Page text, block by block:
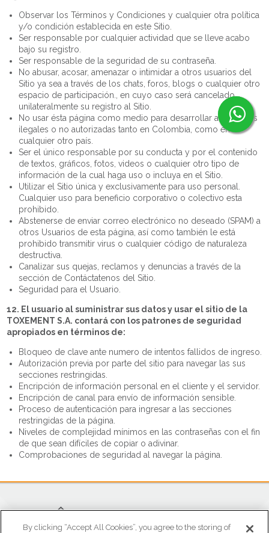
Observar los Términos y Condiciones y cualquier otra política
y/o condición establecida en este Sitio.
Ser responsable por cualquier actividad que se lleve acabo
bajo su registro.
Ser responsable de la seguridad de su contraseña.
No abusar, acosar, amenazar o intimidar a otros usuarios del
Sitio ya sea a través de los chats, foros, blogs o cualquier otro
espacio de participación., en cuyo caso será cancelado
unilateralmente su registro al Sitio.
No usar ésta página como medio para desarrollar actividades
ilegales o no autorizadas tanto en Colombia, como en
cualquier otro país.
Ser el único responsable por su conducta y por el contenido
de textos, gráficos, fotos, videos o cualquier otro tipo de
información de la cual haga uso o incluya en el Sitio.
Utilizar el Sitio única y exclusivamente para uso personal.
Cualquier uso para beneficio corporativo o colectivo esta
prohibido.
Abstenerse de enviar correo electrónico no deseado (SPAM) a
otros Usuarios de esta página, así como también le está
prohibido transmitir virus o cualquier código de naturaleza
destructiva.
Canalizar sus quejas, reclamos y denuncias a través de la
sección de Contáctatenos del Sitio.
Seguridad para el Usuario.
12. El usuario al suministrar sus datos y usar el sitio de la
TOXEMENT S.A. contará con los patrones de seguridad
apropiados en términos de:
Bloqueo de clave ante numero de intentos fallidos de ingreso.
Autorización previa por parte del sitio para navegar las sus
secciones restringidas.
Encripción de información personal en el cliente y el servidor.
Encripción de canal para envío de información sensible.
Proceso de autenticación para ingresar a las secciones
restringidas de la página.
Niveles de complejidad mínimos en las contraseñas con el fin
de que sean difíciles de copiar o adivinar.
Comprobaciones de seguridad al navegar la página.
By clicking “Accept All Cookies”, you agree to the storing of